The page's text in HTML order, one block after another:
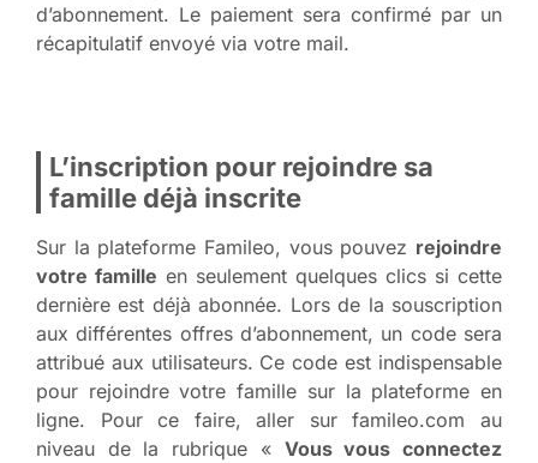
d’abonnement. Le paiement sera confirmé par un
récapitulatif envoyé via votre mail.
L’inscription pour rejoindre sa
famille déjà inscrite
Sur la plateforme Famileo, vous pouvez rejoindre
votre famille en seulement quelques clics si cette
dernière est déjà abonnée. Lors de la souscription
aux différentes offres d’abonnement, un code sera
attribué aux utilisateurs. Ce code est indispensable
pour rejoindre votre famille sur la plateforme en
ligne. Pour ce faire, aller sur famileo.com au
niveau de la rubrique « Vous vous connectez